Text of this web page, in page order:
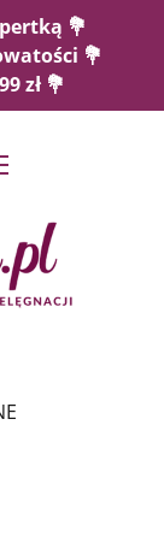
💐
💐
zł 💐